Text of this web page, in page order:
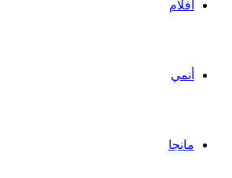
أفلام
أنمي
مانجا